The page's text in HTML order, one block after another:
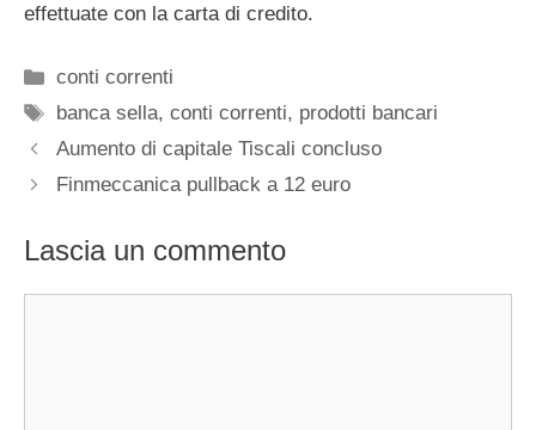
effettuate con la carta di credito.
Categorie
conti correnti
Tag
banca sella,conti correnti, prodotti bancari
Aumento di capitale Tiscali concluso
Finmeccanica pullback a 12 euro
Lascia un commento